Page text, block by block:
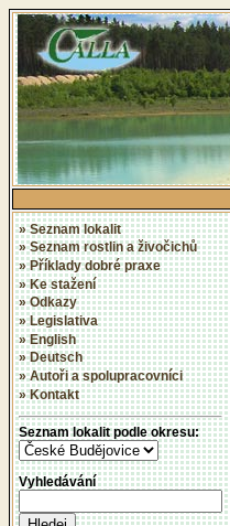
» Seznam lokalit
» Seznam rostlin a živočichů
» Příklady dobré praxe
» Ke stažení
» Odkazy
» Legislativa
» English
» Deutsch
» Autoři a spolupracovníci
» Kontakt
Seznam lokalit podle okresu:
Vyhledávání